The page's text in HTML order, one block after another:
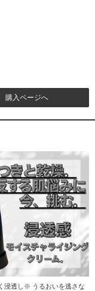
購入ページへ
浸透し※ うるおいを逃さな